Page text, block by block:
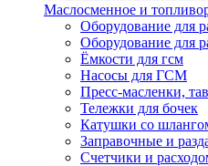
Маслосменное и
Оборудование для
Оборудование для
Ёмкости для гсм
Насосы для ГСМ
Пресс-масленки,
Тележки для бочек
Катушки со
Заправочные и
Счетчики и